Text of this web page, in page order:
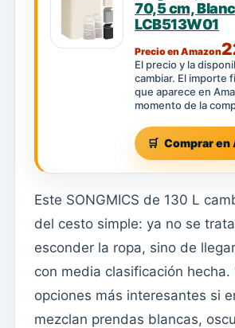
70,5 cm,
LCB513W01
Precio en Amazon
El precio y la
cambiar. El importe
que aparece en
momento de la
Comprar en
Este SONGMICS de 130 L
del cesto simple: ya no se
esconder la ropa, sino de
con media clasificación hecha.
opciones más interesantes si
mezclan prendas blancas,